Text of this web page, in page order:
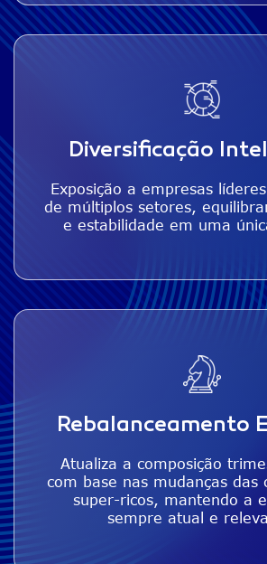
Diversificação
Exposição a empresas
de múltiplos setores,
e estabilidade em uma
Rebalanceamento
Atualiza a composição
com base nas mudanças das
super-ricos, mantendo a
sempre atual e